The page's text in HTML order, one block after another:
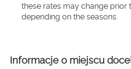
these rates may change prior
depending on the seasons.
Informacje o miejscu